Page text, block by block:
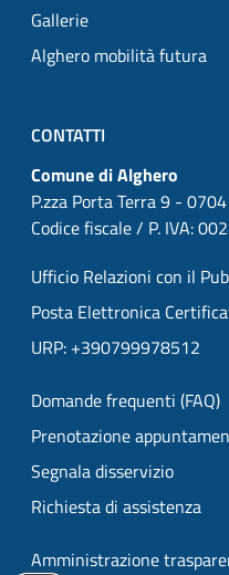
Gallerie
Alghero mobilità futura
CONTATTI
Comune di Alghero
P.zza Porta Terra 9 -
Codice fiscale / P. IVA:
Ufficio Relazioni con il
Posta Elettronica
URP: +390799978512
Domande frequenti (FAQ)
Prenotazione
Segnala disservizio
Richiesta di assistenza
Amministrazione